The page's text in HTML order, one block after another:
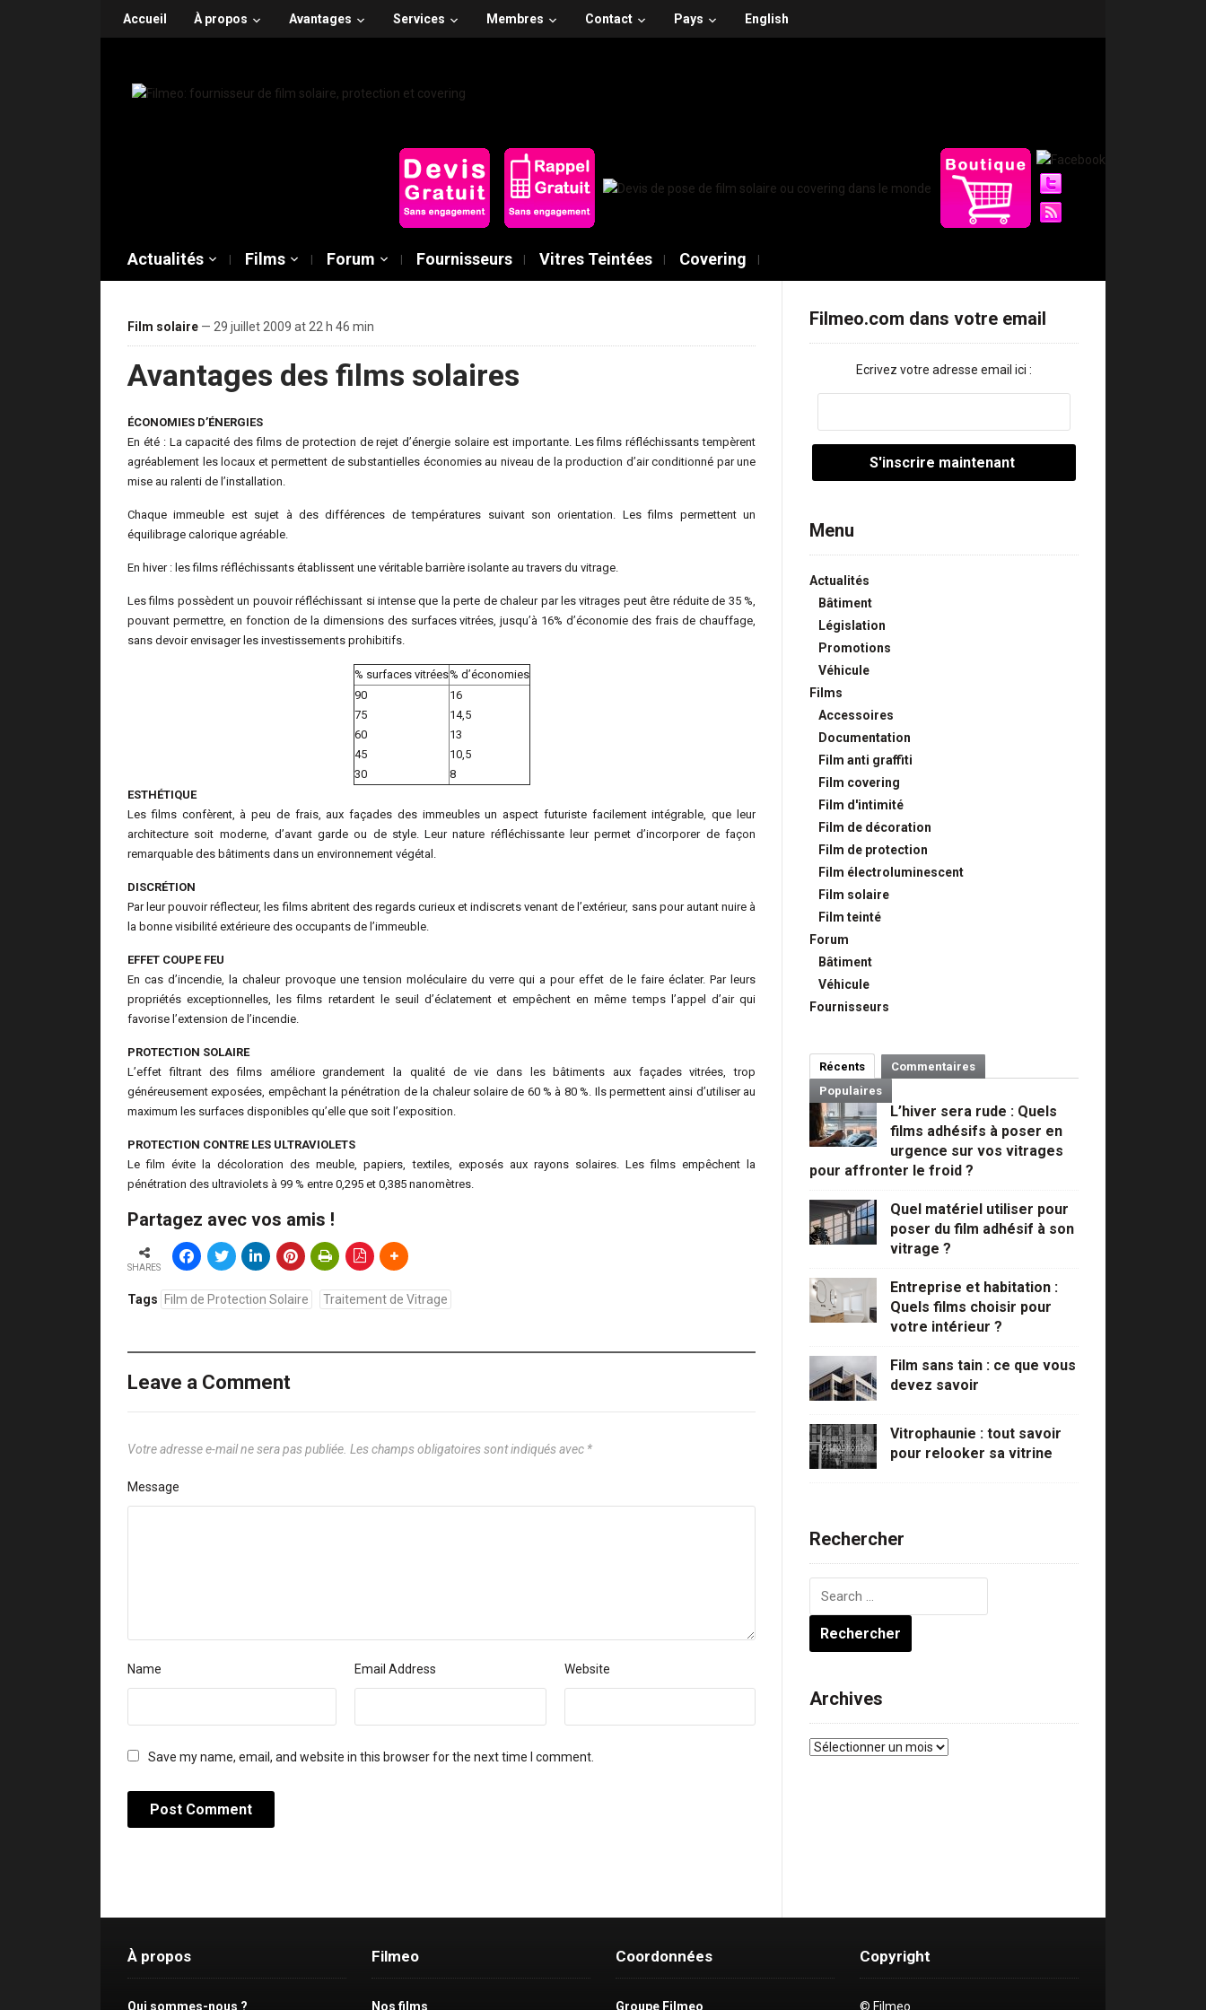
Accueil À propos Avantages Services Membres Contact Pays English
Actualités Films Forum Fournisseurs Vitres Teintées Covering
Film solaire — 29 juillet 2009 at 22 h 46 min
Avantages des films solaires
ÉCONOMIES D’ÉNERGIES
En été : La capacité des films de protection de rejet d’énergie solaire est importante. Les films réfléchissants tempèrent
agréablement les locaux et permettent de substantielles économies au niveau de la production d’air conditionné par une
mise au ralenti de l’installation.
Chaque immeuble est sujet à des différences de températures suivant son orientation. Les films permettent un
équilibrage calorique agréable.
En hiver : les films réfléchissants établissent une véritable barrière isolante au travers du vitrage.
Les films possèdent un pouvoir réfléchissant si intense que la perte de chaleur par les vitrages peut être réduite de 35 %,
pouvant permettre, en fonction de la dimensions des surfaces vitrées, jusqu’à 16% d’économie des frais de chauffage,
sans devoir envisager les investissements prohibitifs.
% surfaces vitrées% d’économies
90
75
60
45
30
16
14,5
13
10,5
8
ESTHÉTIQUE
Les films confèrent, à peu de frais, aux façades des immeubles un aspect futuriste facilement intégrable, que leur
architecture soit moderne, d’avant garde ou de style. Leur nature réfléchissante leur permet d’incorporer de façon
remarquable des bâtiments dans un environnement végétal.
DISCRÉTION
Par leur pouvoir réflecteur, les films abritent des regards curieux et indiscrets venant de l’extérieur, sans pour autant nuire à
la bonne visibilité extérieure des occupants de l’immeuble.
EFFET COUPE FEU
En cas d’incendie, la chaleur provoque une tension moléculaire du verre qui a pour effet de le faire éclater. Par leurs
propriétés exceptionnelles, les films retardent le seuil d’éclatement et empêchent en même temps l’appel d’air qui
favorise l’extension de l’incendie.
PROTECTION SOLAIRE
L’effet filtrant des films améliore grandement la qualité de vie dans les bâtiments aux façades vitrées, trop
généreusement exposées, empêchant la pénétration de la chaleur solaire de 60 % à 80 %. Ils permettent ainsi d’utiliser au
maximum les surfaces disponibles qu’elle que soit l’exposition.
PROTECTION CONTRE LES ULTRAVIOLETS
Le film évite la décoloration des meuble, papiers, textiles, exposés aux rayons solaires. Les films empêchent la
pénétration des ultraviolets à 99 % entre 0,295 et 0,385 nanomètres.
Partagez avec vos amis !
SHARES
Tags Film de Protection Solaire Traitement de Vitrage
Leave a Comment
Votre adresse e-mail ne sera pas publiée. Les champs obligatoires sont indiqués avec *
Message
Name Email Address Website
Save my name, email, and website in this browser for the next time I comment.
Filmeo.com dans votre email
Ecrivez votre adresse email ici :
Menu
Actualités
Bâtiment
Législation
Promotions
Véhicule
Films
Accessoires
Documentation
Film anti graffiti
Film covering
Film d'intimité
Film de décoration
Film de protection
Film électroluminescent
Film solaire
Film teinté
Forum
Bâtiment
Véhicule
Fournisseurs
Récents
Commentaires
Populaires
L’hiver sera rude : Quels
films adhésifs à poser en
urgence sur vos vitrages
pour affronter le froid ?
Quel matériel utiliser pour
poser du film adhésif à son
vitrage ?
Entreprise et habitation :
Quels films choisir pour
votre intérieur ?
Film sans tain : ce que vous
devez savoir
Vitrophaunie : tout savoir
pour relooker sa vitrine
Rechercher
Archives
Archives
À propos
Qui sommes-nous ?
Filmeo
Nos films
Coordonnées
Groupe Filmeo
Copyright
© Filmeo